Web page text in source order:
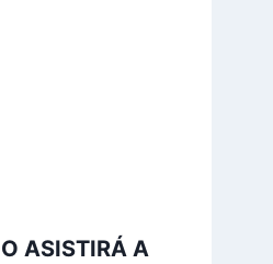
ASISTIRÁ A